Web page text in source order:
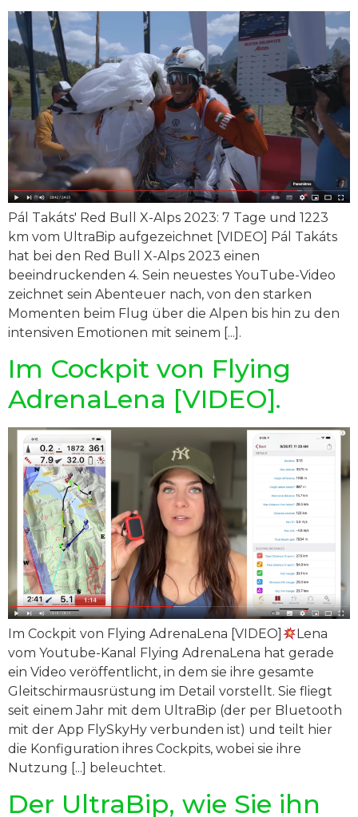
Pál Takáts' Red Bull X-Alps 2023: 7 Tage und 1223
km vom UltraBip aufgezeichnet [VIDEO] Pál Takáts
hat bei den Red Bull X-Alps 2023 einen
beeindruckenden 4. Sein neuestes YouTube-Video
zeichnet sein Abenteuer nach, von den starken
Momenten beim Flug über die Alpen bis hin zu den
intensiven Emotionen mit seinem [...].
Im Cockpit von Flying
AdrenaLena [VIDEO].
Im Cockpit von Flying AdrenaLena [VIDEO]
Lena
vom Youtube-Kanal Flying AdrenaLena hat gerade
ein Video veröffentlicht, in dem sie ihre gesamte
Gleitschirmausrüstung im Detail vorstellt. Sie fliegt
seit einem Jahr mit dem UltraBip (der per Bluetooth
mit der App FlySkyHy verbunden ist) und teilt hier
die Konfiguration ihres Cockpits, wobei sie ihre
Nutzung [...] beleuchtet.
Der UltraBip, wie Sie ihn